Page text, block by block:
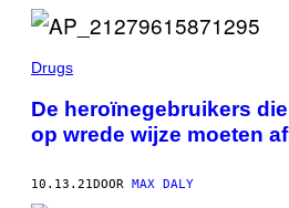
Drugs
De heroïnegebruikers
op wrede wijze moeten
10.13.21DOOR MAX DALY